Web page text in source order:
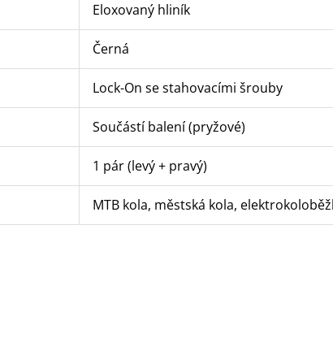
Eloxovaný hliník
Černá
Lock-On se stahovacími šrouby
Součástí balení (pryžové)
1 pár (levý + pravý)
MTB kola, městská kola,